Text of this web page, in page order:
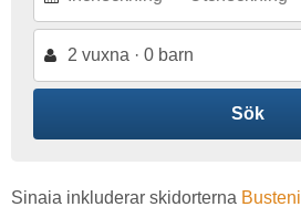
2 vuxna · 0 barn
Sök
Sinaia inkluderar skidorterna Busteni